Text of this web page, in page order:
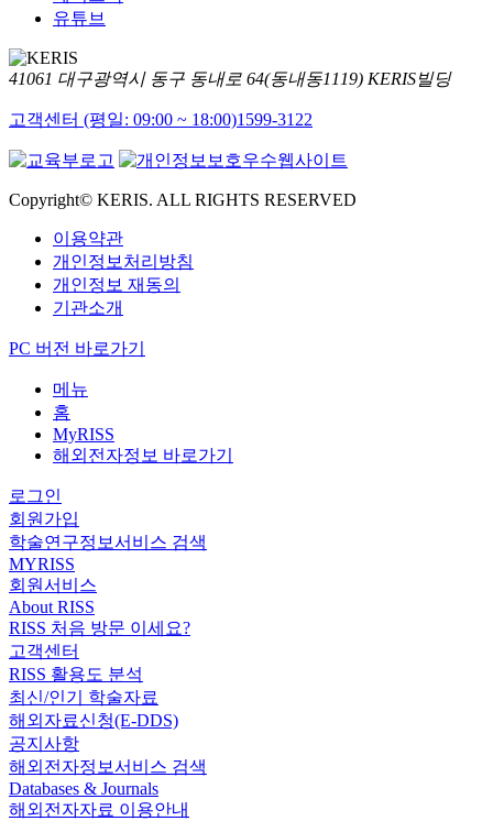
유튜브
41061 대구광역시 동구 동내로 64(동내동1119) KERIS빌딩
고객센터 (평일: 09:00 ~ 18:00)1599-3122
Copyright© KERIS. ALL RIGHTS RESERVED
이용약관
개인정보처리방침
개인정보 재동의
기관소개
PC 버전 바로가기
메뉴
홈
MyRISS
해외전자정보 바로가기
로그인
회원가입
학술연구정보서비스 검색
MYRISS
회원서비스
About RISS
RISS 처음 방문 이세요?
고객센터
RISS 활용도 분석
최신/인기 학술자료
해외자료신청(E-DDS)
공지사항
해외전자정보서비스 검색
Databases & Journals
해외전자자료 이용안내